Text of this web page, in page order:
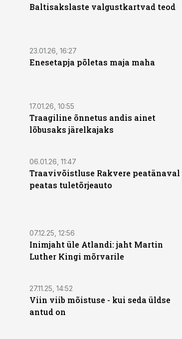
Baltisakslaste valgustkartvad teod
23.01.26, 16:27
Enesetapja põletas maja maha
17.01.26, 10:55
Traagiline õnnetus andis ainet
lõbusaks järelkajaks
06.01.26, 11:47
Traavivõistluse Rakvere peatänaval
peatas tuletõrjeauto
07.12.25, 12:56
Inimjaht üle Atlandi: jaht Martin
Luther Kingi mõrvarile
27.11.25, 14:52
Viin viib mõistuse - kui seda üldse
antud on